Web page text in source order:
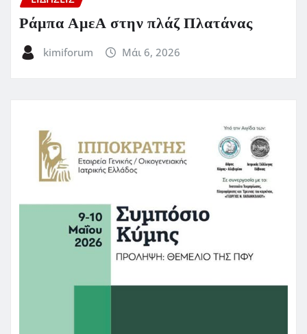
Ράμπα ΑμεΑ στην πλάζ Πλατάνας
kimiforum Μάι 6, 2026